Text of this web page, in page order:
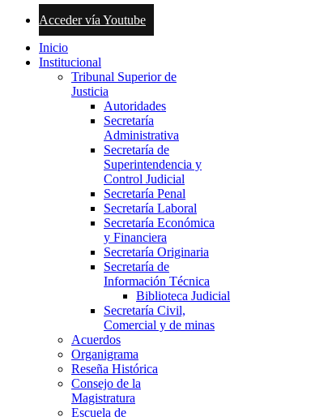
Acceder vía Youtube
Inicio
Institucional
Tribunal Superior de
Justicia
Autoridades
Secretaría
Administrativa
Secretaría de
Superintendencia y
Control Judicial
Secretaría Penal
Secretaría Laboral
Secretaría Económica
y Financiera
Secretaría Originaria
Secretaría de
Información Técnica
Biblioteca Judicial
Secretaría Civil,
Comercial y de minas
Acuerdos
Organigrama
Reseña Histórica
Consejo de la
Magistratura
Escuela de